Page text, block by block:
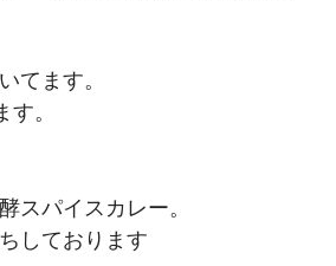
てます。
。
スパイスカレー。
しております